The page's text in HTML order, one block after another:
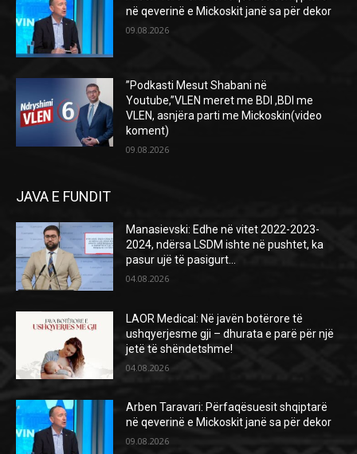
në qeverinë e Mickoskit janë sa për dekor
09.08.2026
”Podkasti Mesut Shabani në
Youtube,”VLEN meret me BDI ,BDI me
VLEN, asnjëra parti me Mickoskin(video
koment)
09.08.2026
JAVA E FUNDIT
Manasievski: Edhe në vitet 2022-2023-
2024, ndërsa LSDM ishte në pushtet, ka
pasur ujë të pasigurt…
04.08.2026
LAOR Medical: Në javën botërore të
ushqyerjesme gji – dhurata e parë për një
jetë të shëndetshme!
04.08.2026
Arben Taravari: Përfaqësuesit shqiptarë
në qeverinë e Mickoskit janë sa për dekor
09.08.2026